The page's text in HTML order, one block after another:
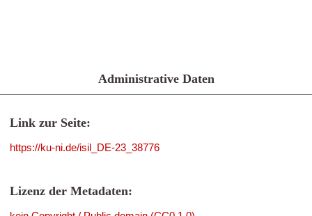
Administrative Daten
Link zur Seite:
https://ku-ni.de/isil_DE-23_38776
Lizenz der Metadaten: